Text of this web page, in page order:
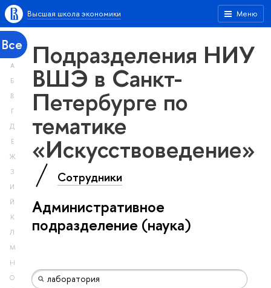
Меню
Высшая школа экономики
Все
А
Б
В
Г
Д
Е
Ж
З
И
Й
К
Л
М
Н
О
Подразделения НИУ
ВШЭ в Санкт-
Петербурге по
тематике
«Искусствоведение»
Сотрудники
Административное
подразделение (наука)